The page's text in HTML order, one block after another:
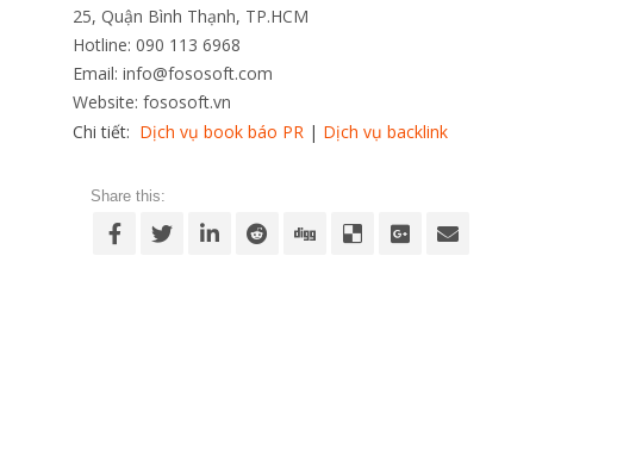
25, Quận Bình Thạnh, TP.HCM
Hotline: 090 113 6968
Email: info@fososoft.com
Website: fososoft.vn
Chi tiết: Dịch vụ book báo PR | Dịch vụ backlink
Share this: